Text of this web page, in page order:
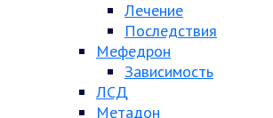
Лечение
Последствия
Мефедрон
Зависимость
ЛСД
Метадон